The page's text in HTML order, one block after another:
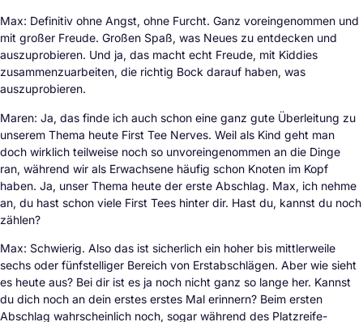
Max: Definitiv ohne Angst, ohne Furcht. Ganz voreingenommen und
mit großer Freude. Großen Spaß, was Neues zu entdecken und
auszuprobieren. Und ja, das macht echt Freude, mit Kiddies
zusammenzuarbeiten, die richtig Bock darauf haben, was
auszuprobieren.
Maren: Ja, das finde ich auch schon eine ganz gute Überleitung zu
unserem Thema heute First Tee Nerves. Weil als Kind geht man
doch wirklich teilweise noch so unvoreingenommen an die Dinge
ran, während wir als Erwachsene häufig schon Knoten im Kopf
haben. Ja, unser Thema heute der erste Abschlag. Max, ich nehme
an, du hast schon viele First Tees hinter dir. Hast du, kannst du noch
zählen?
Max: Schwierig. Also das ist sicherlich ein hoher bis mittlerweile
sechs oder fünfstelliger Bereich von Erstabschlägen. Aber wie sieht
es heute aus? Bei dir ist es ja noch nicht ganz so lange her. Kannst
du dich noch an dein erstes erstes Mal erinnern? Beim ersten
Abschlag wahrscheinlich noch, sogar während des Platzreife-